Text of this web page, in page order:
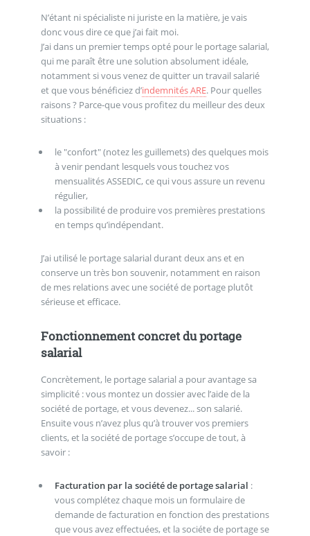
N’étant ni spécialiste ni juriste en la matière, je vais
donc vous dire ce que j’ai fait moi.
J’ai dans un premier temps opté pour le portage salarial,
qui me paraît être une solution absolument idéale,
notamment si vous venez de quitter un travail salarié
et que vous bénéficiez d’indemnités ARE. Pour quelles
raisons ? Parce-que vous profitez du meilleur des deux
situations :
le "confort" (notez les guillemets) des quelques mois
à venir pendant lesquels vous touchez vos
mensualités ASSEDIC, ce qui vous assure un revenu
régulier,
la possibilité de produire vos premières prestations
en temps qu’indépendant.
J’ai utilisé le portage salarial durant deux ans et en
conserve un très bon souvenir, notamment en raison
de mes relations avec une société de portage plutôt
sérieuse et efficace.
Fonctionnement concret du portage
salarial
Concrètement, le portage salarial a pour avantage sa
simplicité : vous montez un dossier avec l’aide de la
société de portage, et vous devenez... son salarié.
Ensuite vous n’avez plus qu’à trouver vos premiers
clients, et la société de portage s’occupe de tout, à
savoir :
Facturation par la société de portage salarial :
vous complétez chaque mois un formulaire de
demande de facturation en fonction des prestations
que vous avez effectuées, et la sociéte de portage se